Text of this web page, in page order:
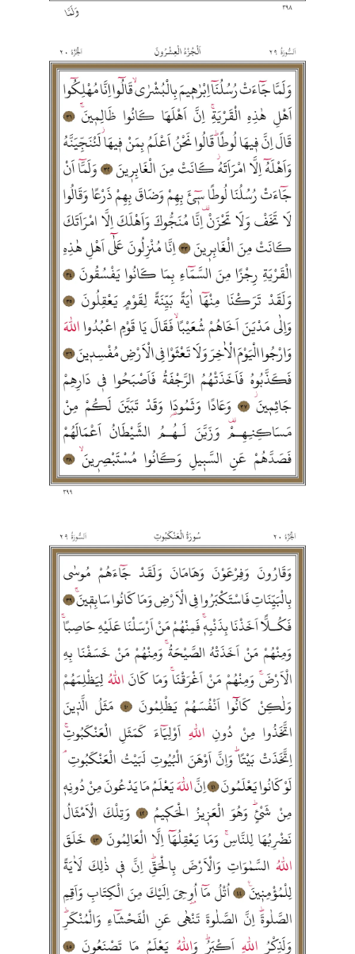
Kütahya Müftülüğü
Malatya Müftülüğü
Manisa Müftülüğü
Mardin Müftülüğü
Mersin Müftülüğü
Muğla Müftülüğü
Muş Müftülüğü
Nevşehir Müftülüğü
Niğde Müftülüğü
Ordu Müftülüğü
Osmaniye Müftülüğü
Sakarya Müftülüğü
Samsun Müftülüğü
Siirt Müftülüğü
Sinop Müftülüğü
Sivas Müftülüğü
Şanlıurfa Müftülüğü
Şırnak Müftülüğü
Tekirdağ Müftülüğü
Tokat Müftülüğü
Trabzon Müftülüğü